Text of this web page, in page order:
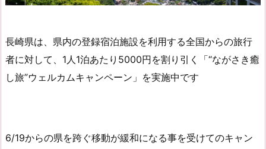
長崎県は、県内の登録宿泊施設を利用する全国からの旅行
者に対して、1人1泊あたり5000円を割り引く「“ながさき癒
し旅”ウェルカムキャンペーン」を実施中です
6/19からの県を跨ぐ移動が緩和になる事を受けてのキャン